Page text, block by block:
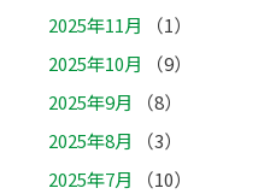
2025年11月
（1）
2025年10月
（9）
2025年9月
（8）
2025年8月
（3）
2025年7月
（10）